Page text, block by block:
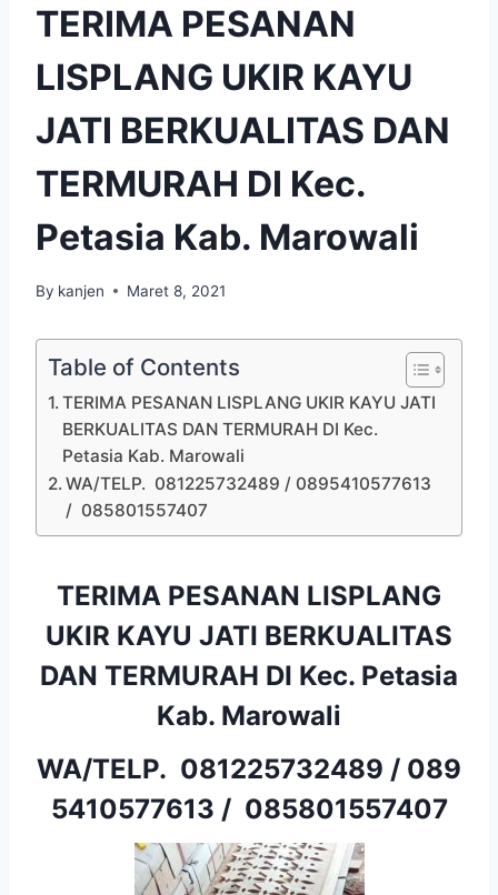
TERIMA PESANAN
LISPLANG UKIR KAYU
JATI BERKUALITAS DAN
TERMURAH DI Kec.
Petasia Kab. Marowali
By kanjen Maret 8, 2021
Table of Contents
TERIMA PESANAN LISPLANG UKIR KAYU JATI
BERKUALITAS DAN TERMURAH DI Kec.
Petasia Kab. Marowali
WA/TELP. 081225732489 / 0895410577613
/ 085801557407
TERIMA PESANAN LISPLANG
UKIR KAYU JATI BERKUALITAS
DAN TERMURAH DI Kec. Petasia
Kab. Marowali
WA/TELP. 081225732489 / 089
5410577613 / 085801557407